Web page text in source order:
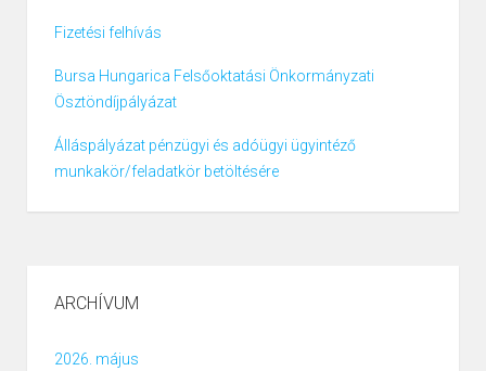
Fizetési felhívás
Bursa Hungarica Felsőoktatási Önkormányzati
Ösztöndíjpályázat
Álláspályázat pénzügyi és adóügyi ügyintéző
munkakör/feladatkör betöltésére
ARCHÍVUM
2026. május